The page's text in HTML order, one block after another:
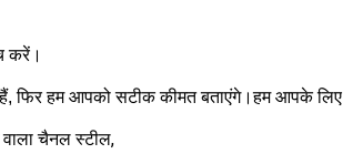
करें।
हैं, फिर हम आपको सटीक कीमत बताएंगे।हम आपके लिए
चैनल स्टील,